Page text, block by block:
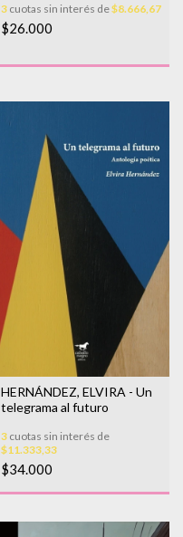
3 cuotas sin interés de$8.666,67
$26.000
HERNÁNDEZ, ELVIRA - Un
telegrama al futuro
3 cuotas sin interés de
$11.333,33
$34.000